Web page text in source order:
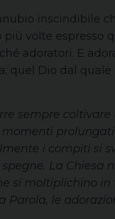
inscindibile
volte espresso
adoratori. E
quel Dio dal
sempre
momenti
i compiti si
La Chiesa
si moltiplichino
le